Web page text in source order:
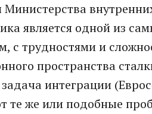
является одной из
с трудностями и
пространства
задача интеграции
те же или подобные